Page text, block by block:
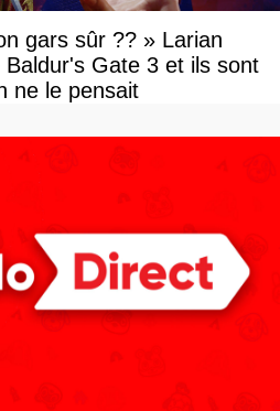
gars sûr ?? » Larian
Gate 3 et ils sont
ne le pensait